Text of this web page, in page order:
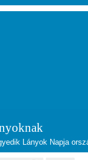
Lányok Napja